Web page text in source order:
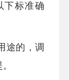
下标准确
途的，调